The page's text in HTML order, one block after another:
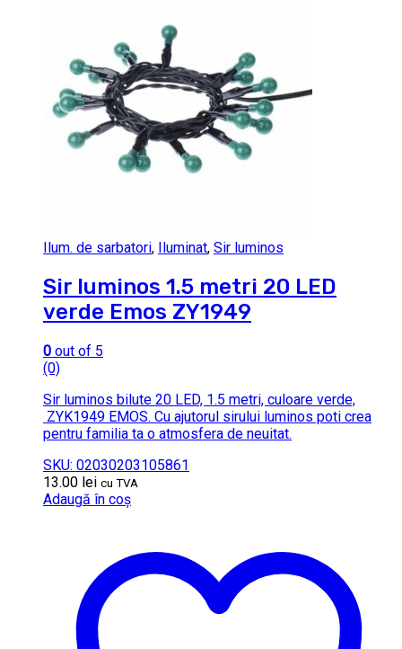
Ilum. de sarbatori, Iluminat, Sir luminos
Sir luminos 1.5 metri 20 LED
verde Emos ZY1949
0 out of 5
(0)
Sir luminos bilute 20 LED, 1.5 metri, culoare verde,
ZYK1949 EMOS. Cu ajutorul sirului luminos poti crea
pentru familia ta o atmosfera de neuitat.
SKU: 02030203105861
13.00 lei cu TVA
Adaugă în coș